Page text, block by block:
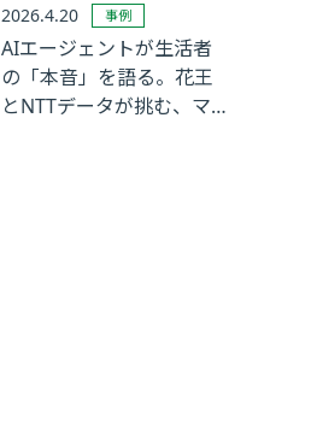
2026.4.20 事例
AIエージェントが生活者
の「本音」を語る。花王
とNTTデータが挑む、マ